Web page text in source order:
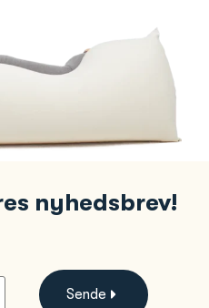
nyhedsbrev!
Sende